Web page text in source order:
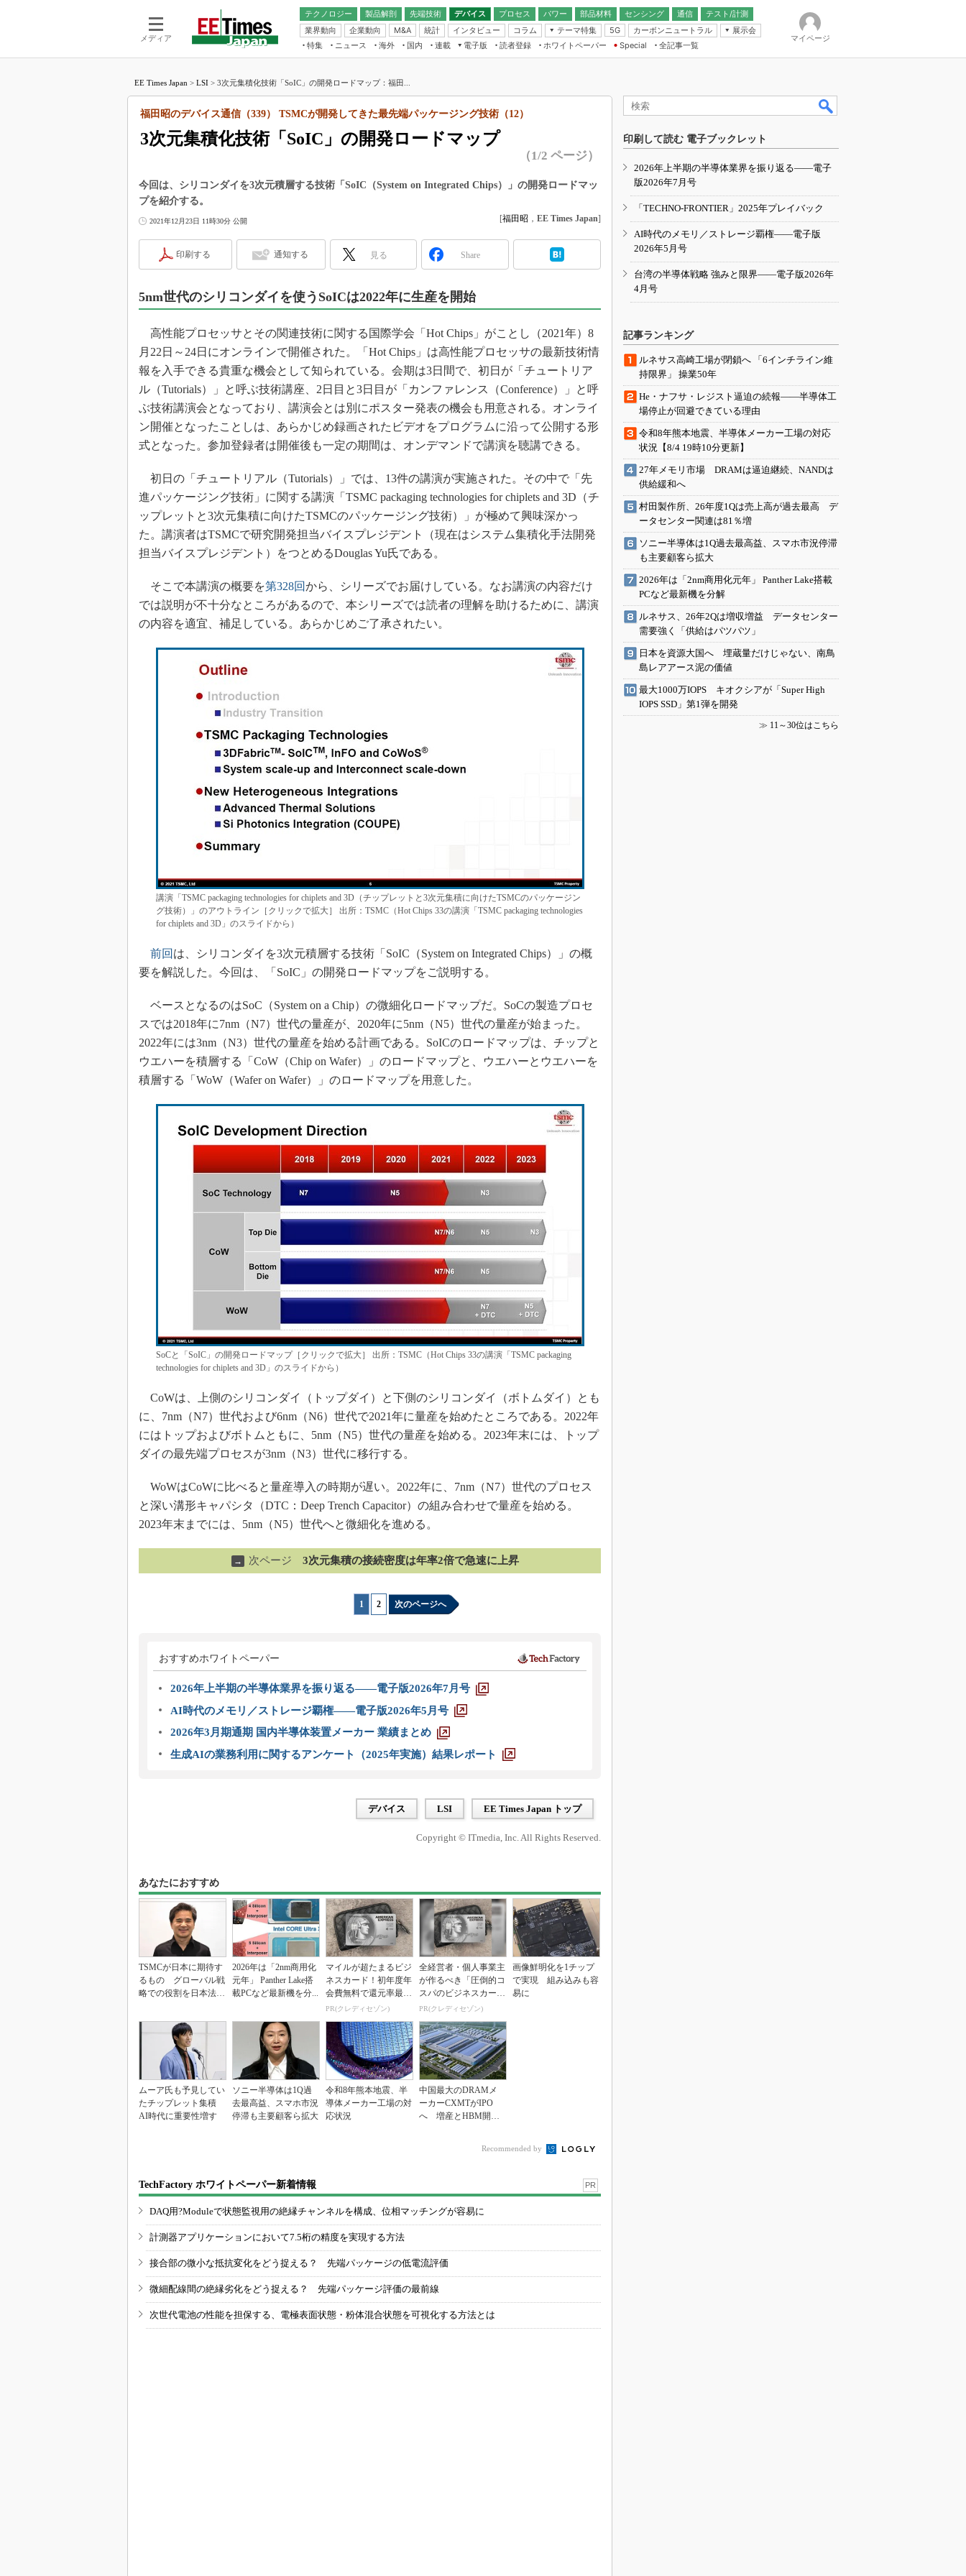
メディア
テクノロジー 製品解剖
先端技術
電池／エネルギー
デバイス
アナログ
マイコン
FPGA
プロセス パワー 部品材料 センシング
通信
無線
テスト/計測
業界動向
企業動向 M&A 統計 インタビュー コラム
テーマ特集
フィジカルAI
半導体後工程
読者調査（EE Times Research）
IoT
エレクトロニクス入門（EDN
5G カーボンニュートラル
展示会
IoT・エッジコンピューティング
EXPO
TECHNO-FRONTIER
人とくるま展
特集 ニュース 海外 国内
連載
福田昭のデバイス通信
湯之上隆のナノフォーカス
大山聡の業界スコープ
リタイア直前エンジニアの社会人大
踊るバズワード ～Behind the
Buzzword
この10年で起こったこと、次の10年
製品分解で探るアジアの新トレンド
光伝送技術を知る
“異端児エンジニア”が仕掛けた社内
改革、執念の180日
イノベーションは日本を救うのか
JASA発IoT通信
IHSアナリスト「未来展望」
「英語に愛されないエンジニア」の
電子版
電子ブックレット
読者登録 ホワイトペーパー
Special
全記事一覧
マイページ
EE Times Japan > LSI > 3次元集積化技術「SoIC」の開発ロードマップ：福田...
3次元集積化技術「SoIC」の開発ロードマップ
福田昭のデバイス通信（339） TSMCが開発してきた最先端パッケージング技術（12）
（1/2 ページ）
今回は、シリコンダイを3次元積層する技術「SoIC（System on Integrated Chips）」の開発ロードマッ
プを紹介する。
2021年12月23日 11時30分 公開 [福田昭 ， EE Times Japan]
印刷する 通知する 見る Share
5nm世代のシリコンダイを使うSoICは2022年に生産を開始
高性能プロセッサとその関連技術に関する国際学会「Hot Chips」がことし（2021年）8
月22日～24日にオンラインで開催された。「Hot Chips」は高性能プロセッサの最新技術情
報を入手できる貴重な機会として知られている。会期は3日間で、初日が「チュートリア
ル（Tutorials）」と呼ぶ技術講座、2日目と3日目が「カンファレンス（Conference）」と呼
ぶ技術講演会となっており、講演会とは別にポスター発表の機会も用意される。オンライ
ン開催となったことしは、あらかじめ録画されたビデオをプログラムに沿って公開する形
式となった。参加登録者は開催後も一定の期間は、オンデマンドで講演を聴講できる。
初日の「チュートリアル（Tutorials）」では、13件の講演が実施された。その中で「先
進パッケージング技術」に関する講演「TSMC packaging technologies for chiplets and 3D（チ
ップレットと3次元集積に向けたTSMCのパッケージング技術）」が極めて興味深かっ
た。講演者はTSMCで研究開発担当バイスプレジデント（現在はシステム集積化手法開発
担当バイスプレジデント）をつとめるDouglas Yu氏である。
そこで本講演の概要を第328回から、シリーズでお届けしている。なお講演の内容だけ
では説明が不十分なところがあるので、本シリーズでは読者の理解を助けるために、講演
の内容を適宜、補足している。あらかじめご了承されたい。
講演「TSMC packaging technologies for chiplets and 3D（チップレットと3次元集積に向けたTSMCのパッケージン
グ技術）」のアウトライン［クリックで拡大］ 出所：TSMC（Hot Chips 33の講演「TSMC packaging technologies
for chiplets and 3D」のスライドから）
前回 は、シリコンダイを3次元積層する技術「SoIC（System on Integrated Chips）」の概
要を解説した。今回は、「SoIC」の開発ロードマップをご説明する。
ベースとなるのはSoC（System on a Chip）の微細化ロードマップだ。SoCの製造プロセ
スでは2018年に7nm（N7）世代の量産が、2020年に5nm（N5）世代の量産が始まった。
2022年には3nm（N3）世代の量産を始める計画である。SoICのロードマップは、チップと
ウエハーを積層する「CoW（Chip on Wafer）」のロードマップと、ウエハーとウエハーを
積層する「WoW（Wafer on Wafer）」のロードマップを用意した。
SoCと「SoIC」の開発ロードマップ［クリックで拡大］ 出所：TSMC（Hot Chips 33の講演「TSMC packaging
technologies for chiplets and 3D」のスライドから）
CoWは、上側のシリコンダイ（トップダイ）と下側のシリコンダイ（ボトムダイ）とも
に、7nm（N7）世代および6nm（N6）世代で2021年に量産を始めたところである。2022年
にはトップおよびボトムともに、5nm（N5）世代の量産を始める。2023年末には、トップ
ダイの最先端プロセスが3nm（N3）世代に移行する。
WoWはCoWに比べると量産導入の時期が遅い。2022年に、7nm（N7）世代のプロセス
と深い溝形キャパシタ（DTC：Deep Trench Capacitor）の組み合わせで量産を始める。
2023年末までには、5nm（N5）世代へと微細化を進める。
→ 次ページ 3次元集積の接続密度は年率2倍で急速に上昇
1 2 次のページへ
おすすめホワイトペーパー
2026年上半期の半導体業界を振り返る――電子版2026年7月号
AI時代のメモリ／ストレージ覇権――電子版2026年5月号
2026年3月期通期 国内半導体装置メーカー 業績まとめ
生成AIの業務利用に関するアンケート（2025年実施）結果レポート
デバイス LSI EE Times Japan トップ
Copyright © ITmedia, Inc. All Rights Reserved.
あなたにおすすめ
TSMCが日本に期待す
るもの グローバル戦
略での役割を日本法人
2026年は「2nm商用化
元年」 Panther Lake搭
載PCなど最新機を分...
マイルが超たまるビジ
ネスカード！初年度年
会費無料で還元率最大
1.125%
PR(クレディセゾン)
全経営者・個人事業主
が作るべき「圧倒的コ
スパのビジネスカー
ド」
PR(クレディセゾン)
画像鮮明化を1チップ
で実現 組み込みも容
易に
ムーア氏も予見してい
たチップレット集積
AI時代に重要性増す
ソニー半導体は1Q過
去最高益、スマホ市況
停滞も主要顧客ら拡大
令和8年熊本地震、半
導体メーカー工場の対
応状況
中国最大のDRAMメ
ーカーCXMTがIPO
へ 増産とHBM開発
Recommended by
TechFactory ホワイトペーパー新着情報 PR
DAQ用?Moduleで状態監視用の絶縁チャンネルを構成、位相マッチングが容易に
計測器アプリケーションにおいて7.5桁の精度を実現する方法
接合部の微小な抵抗変化をどう捉える？ 先端パッケージの低電流評価
微細配線間の絶縁劣化をどう捉える？ 先端パッケージ評価の最前線
次世代電池の性能を担保する、電極表面状態・粉体混合状態を可視化する方法とは
印刷して読む 電子ブックレット
2026年上半期の半導体業界を振り返る――電子
版2026年7月号
「TECHNO-FRONTIER」2025年プレイバック
AI時代のメモリ／ストレージ覇権――電子版
2026年5月号
台湾の半導体戦略 強みと限界――電子版2026年
4月号
記事ランキング
ルネサス高崎工場が閉鎖へ 「6インチライン維
持限界」 操業50年
He・ナフサ・レジスト逼迫の続報――半導体工
場停止が回避できている理由
令和8年熊本地震、半導体メーカー工場の対応
状況【8/4 19時10分更新】
27年メモリ市場 DRAMは逼迫継続、NANDは
供給緩和へ
村田製作所、26年度1Qは売上高が過去最高 デ
ータセンター関連は81％増
ソニー半導体は1Q過去最高益、スマホ市況停滞
も主要顧客ら拡大
2026年は「2nm商用化元年」 Panther Lake搭載
PCなど最新機を分解
ルネサス、26年2Qは増収増益 データセンター
需要強く「供給はパツパツ」
日本を資源大国へ 埋蔵量だけじゃない、南鳥
島レアアース泥の価値
最大1000万IOPS キオクシアが「Super High
IOPS SSD」第1弾を開発
≫ 11～30位はこちら